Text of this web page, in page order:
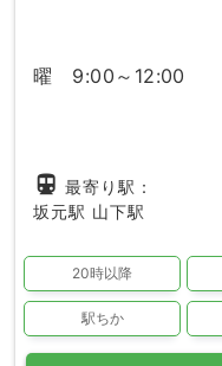
曜 9:00～12:00
directions_subway 最寄り駅：
坂元駅 山下駅
20時以降
駅ちか